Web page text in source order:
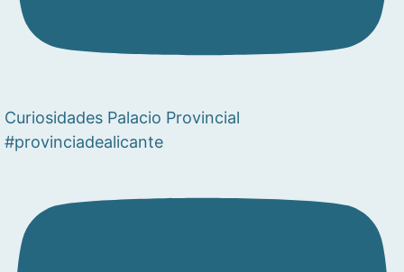
Curiosidades Palacio Provincial
#provinciadealicante